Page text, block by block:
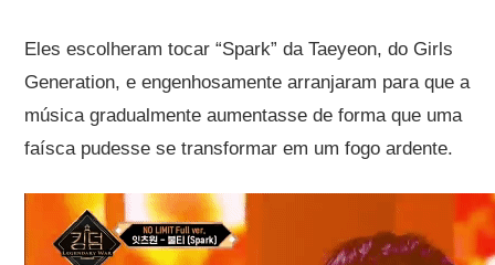
Eles escolheram tocar “Spark” da Taeyeon, do Girls
Generation, e engenhosamente arranjaram para que a
música gradualmente aumentasse de forma que uma
faísca pudesse se transformar em um fogo ardente.